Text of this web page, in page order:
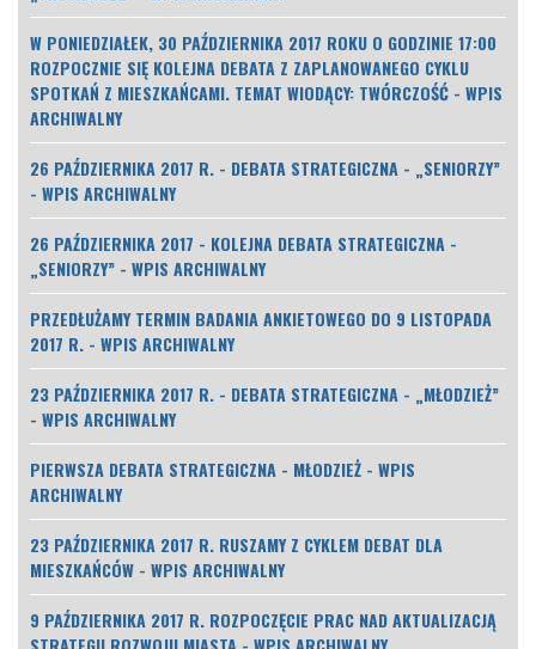
W PONIEDZIAŁEK, 30 PAŹDZIERNIKA 2017 ROKU O GODZINIE 17:00
ROZPOCZNIE SIĘ KOLEJNA DEBATA Z ZAPLANOWANEGO CYKLU
SPOTKAŃ Z MIESZKAŃCAMI. TEMAT WIODĄCY: TWÓRCZOŚĆ - WPIS
ARCHIWALNY
26 PAŹDZIERNIKA 2017 R. - DEBATA STRATEGICZNA - „SENIORZY”
- WPIS ARCHIWALNY
26 PAŹDZIERNIKA 2017 - KOLEJNA DEBATA STRATEGICZNA -
„SENIORZY” - WPIS ARCHIWALNY
PRZEDŁUŻAMY TERMIN BADANIA ANKIETOWEGO DO 9 LISTOPADA
2017 R. - WPIS ARCHIWALNY
23 PAŹDZIERNIKA 2017 R. - DEBATA STRATEGICZNA - „MŁODZIEŻ”
- WPIS ARCHIWALNY
PIERWSZA DEBATA STRATEGICZNA - MŁODZIEŻ - WPIS
ARCHIWALNY
23 PAŹDZIERNIKA 2017 R. RUSZAMY Z CYKLEM DEBAT DLA
MIESZKAŃCÓW - WPIS ARCHIWALNY
9 PAŹDZIERNIKA 2017 R. ROZPOCZĘCIE PRAC NAD AKTUALIZACJĄ